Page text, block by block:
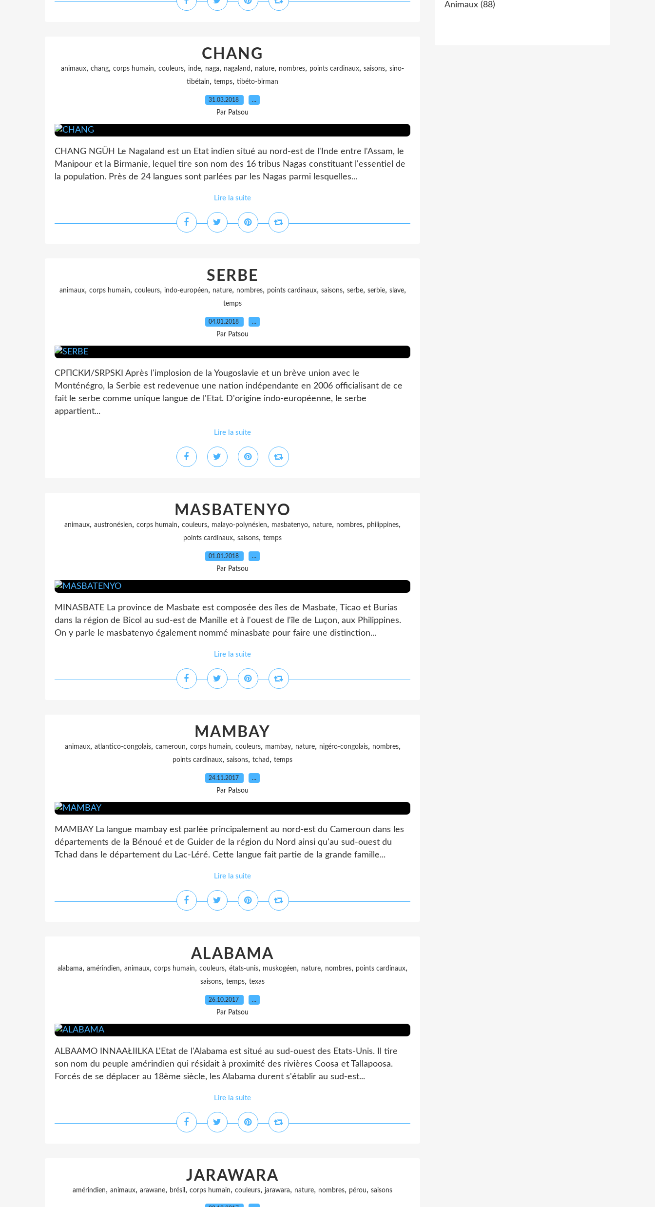
CHANG
animaux, chang, corps humain, couleurs, inde, naga, nagaland , nature, nombres, points cardinaux, saisons, sino-
tibétain, temps, tibéto-birman
31.03.2018 …
Par Patsou
CHANG NGÜH Le Nagaland est un Etat indien situé au nord-est de l'Inde entre l'Assam, le
Manipour et la Birmanie, lequel tire son nom des 16 tribus Nagas constituant l'essentiel de
la population. Près de 24 langues sont parlées par les Nagas parmi lesquelles...
Lire la suite
SERBE
animaux, corps humain, couleurs, indo-européen, nature, nombres, points cardinaux, saisons, serbe, serbie, slave,
temps
04.01.2018 …
Par Patsou
СРПСКИ/SRPSKI Après l'implosion de la Yougoslavie et un brève union avec le
Monténégro, la Serbie est redevenue une nation indépendante en 2006 officialisant de ce
fait le serbe comme unique langue de l'Etat. D'origine indo-européenne, le serbe
appartient...
Lire la suite
MASBATENYO
animaux, austronésien, corps humain, couleurs, malayo-polynésien, masbatenyo, nature, nombres, philippines,
points cardinaux, saisons, temps
01.01.2018 …
Par Patsou
MINASBATE La province de Masbate est composée des îles de Masbate, Ticao et Burias
dans la région de Bicol au sud-est de Manille et à l'ouest de l'île de Luçon, aux Philippines.
On y parle le masbatenyo également nommé minasbate pour faire une distinction...
Lire la suite
MAMBAY
animaux, atlantico-congolais, cameroun, corps humain, couleurs, mambay, nature, nigéro-congolais, nombres,
points cardinaux, saisons, tchad , temps
24.11.2017 …
Par Patsou
MAMBAY La langue mambay est parlée principalement au nord-est du Cameroun dans les
départements de la Bénoué et de Guider de la région du Nord ainsi qu'au sud-ouest du
Tchad dans le département du Lac-Léré. Cette langue fait partie de la grande famille...
Lire la suite
ALABAMA
alabama, amérindien, animaux, corps humain, couleurs, états-unis, muskogéen, nature, nombres, points cardinaux,
saisons, temps, texas
26.10.2017 …
Par Patsou
ALBAAMO INNAAŁIILKA L'Etat de l'Alabama est situé au sud-ouest des Etats-Unis. Il tire
son nom du peuple amérindien qui résidait à proximité des rivières Coosa et Tallapoosa.
Forcés de se déplacer au 18ème siècle, les Alabama durent s'établir au sud-est...
Lire la suite
JARAWARA
amérindien, animaux, arawane, brésil , corps humain, couleurs, jarawara, nature, nombres, pérou, saisons
Animaux (88)